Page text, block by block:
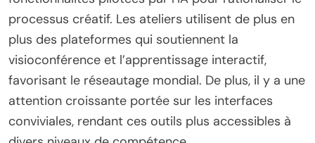
Les tendances émergentes dans les outils de
collaboration numérique se concentrent sur
l’amélioration de la créativité et de l’accessibilité
pour les collaborations internationales dans la
musique indie. Les outils intègrent désormais
l’édition en temps réel, le stockage cloud et des